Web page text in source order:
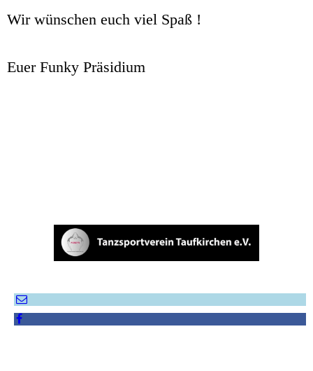
Wir wünschen euch viel Spaß !
Euer Funky Präsidium